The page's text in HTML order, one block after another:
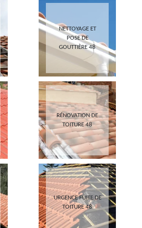
NETTOYAGE ET
POSE DE
GOUTTIÈRE 48
RÉNOVATION DE
TOITURE 48
URGENCE FUITE DE
TOITURE 48